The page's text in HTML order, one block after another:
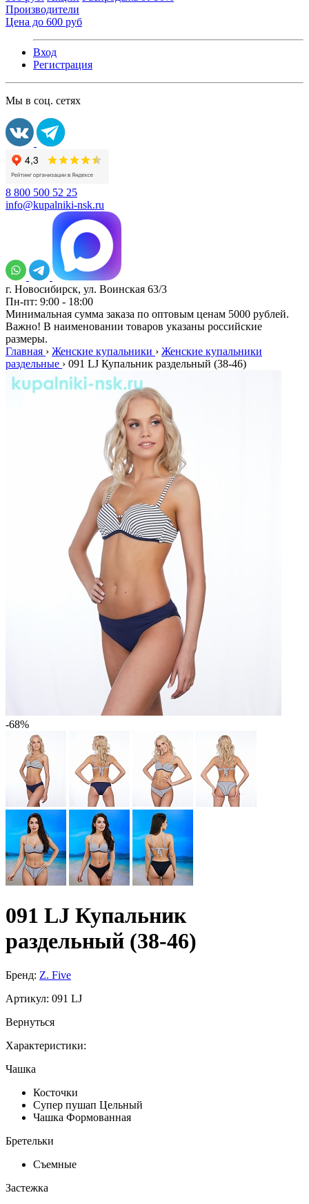
Производители
Цена до 600 руб
Вход
Регистрация
Мы в соц. сетях
8 800 500 52 25
info@kupalniki-nsk.ru
г. Новосибирск, ул. Воинская 63/3
Пн-пт: 9:00 - 18:00
Минимальная сумма заказа по оптовым ценам 5000 рублей.
Важно! В наименовании товаров указаны российские
размеры.
Главная › Женские купальники › Женские купальники
раздельные › 091 LJ Купальник раздельный (38-46)
-68%
091 LJ Купальник
раздельный (38-46)
Бренд: Z. Five
Артикул: 091 LJ
Вернуться
Характеристики:
Чашка
Косточки
Супер пушап Цельный
Чашка Формованная
Бретельки
Съемные
Застежка